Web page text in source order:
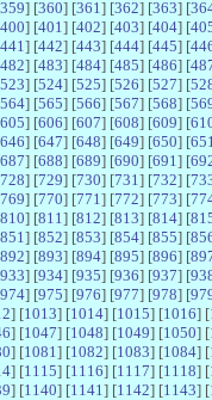
359] [360] [361 ] [362] [363] [
400] [401 ] [402] [403] [404] [
441 ] [442] [443] [444] [445] [
482] [483] [484] [485] [486] [
523] [524] [525] [526] [527] [
564] [565] [566] [567] [568] [
605] [606] [607] [608] [609] [
646] [647] [648] [649] [650] [651
687] [688] [689] [690] [691 ] [
728] [729] [730] [731 ] [732] [
769] [770] [771 ] [772] [773] [
810] [811 ] [812] [813] [814] [
851 ] [852] [853] [854] [855] [
892] [893] [894] [895] [896] [
933] [934] [935] [936] [937] [
974] [975] [976] [977] [978] [
] [1013] [1014] [1015] [1016] [
] [1047] [1048] [1049] [1050] [
] [1081 ] [1082] [1083] [1084] [
] [1115] [1116] [1117] [1118] [
] [1140] [1141 ] [1142] [1143] [